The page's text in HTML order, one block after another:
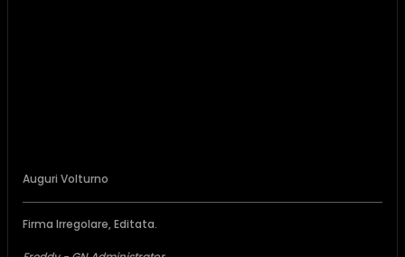
Auguri Volturno
Firma Irregolare, Editata.